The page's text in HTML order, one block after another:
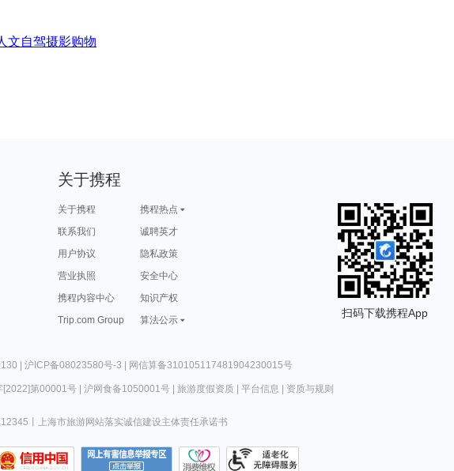
文自驾摄影购物
关于携程
关于携程
携程热点
联系我们
诚聘英才
用户协议
隐私政策
营业执照
安全中心
携程内容中心
知识产权
Trip.com Group
算法公示
扫码下载携程App
| 沪ICP备08023580号-3 | 网信算备310105117481904230015号
[2022]第00001号| 沪网食备1050001号| 旅游度假资质| 平台信息 资质与规则
上海市旅游网站落实诚信建设主体责任承诺书